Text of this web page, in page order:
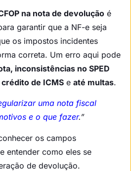
na nota de devolução é
garantir que a NF-e seja
os impostos incidentes
correta. Um erro aqui pode
inconsistências no SPED
de ICMS e até multas.
uma nota fiscal
e o que fazer.”
os campos
entender como eles se
de devolução.